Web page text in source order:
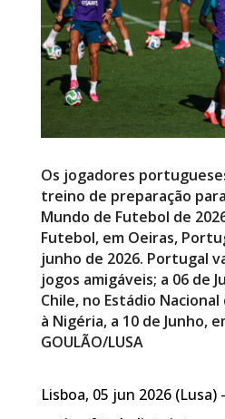
Os jogadores
treino de preparação
Mundo de Futebol de
Futebol, em Oeiras,
junho de 2026. Portugal
jogos amigáveis; a 06 de
Chile, no Estádio
à Nigéria, a 10 de Junho,
GOULÃO/LUSA
Lisboa, 05 jun 2026